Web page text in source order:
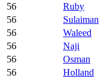
56
Ruby
56
Sulaiman
56
Waleed
56
Naji
56
Osman
56
Holland